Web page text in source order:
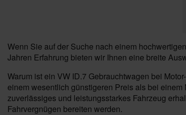
Wenn Sie auf der Suche nach einem
Jahren Erfahrung bieten wir Ihnen eine breite
Warum ist ein VW ID.7 Gebrauchtwagen bei
einem wesentlich günstigeren Preis als bei
zuverlässiges und leistungsstarkes Fahrzeug
Fahrvergnügen bereiten werden.